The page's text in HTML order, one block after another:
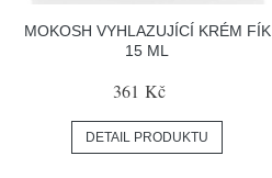
MOKOSH VYHLAZUJÍCÍ KRÉM FÍK
15 ML
361 Kč
DETAIL PRODUKTU